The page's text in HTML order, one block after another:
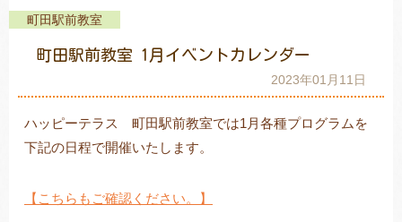
教室一覧
トレキング
町田駅前教室
町田駅前教室 1月イベントカレンダー
2023年01月11日
ハッピーテラス 町田駅前教室では1月各種プログラムを
下記の日程で開催いたします。
【こちらもご確認ください。】